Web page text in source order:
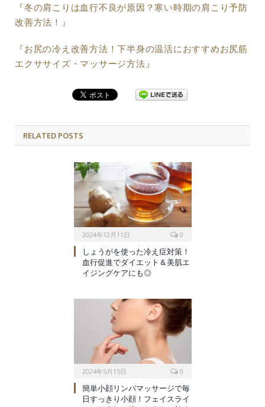
『冬の肩こりは血行不良が原因？寒い時期の肩こり予防
改善方法！』
『お尻の冷え改善方法！下半身の温活におすすめお尻筋
エクササイズ・マッサージ方法』
RELATED POSTS
2024年12月11日
0
しょうがを使った冷え症対策！
血行促進でダイエット＆美肌エ
イジングケアにも◎
2024年5月15日
0
簡単小顔リンパマッサージで毎
日すっきり小顔！フェイスライ